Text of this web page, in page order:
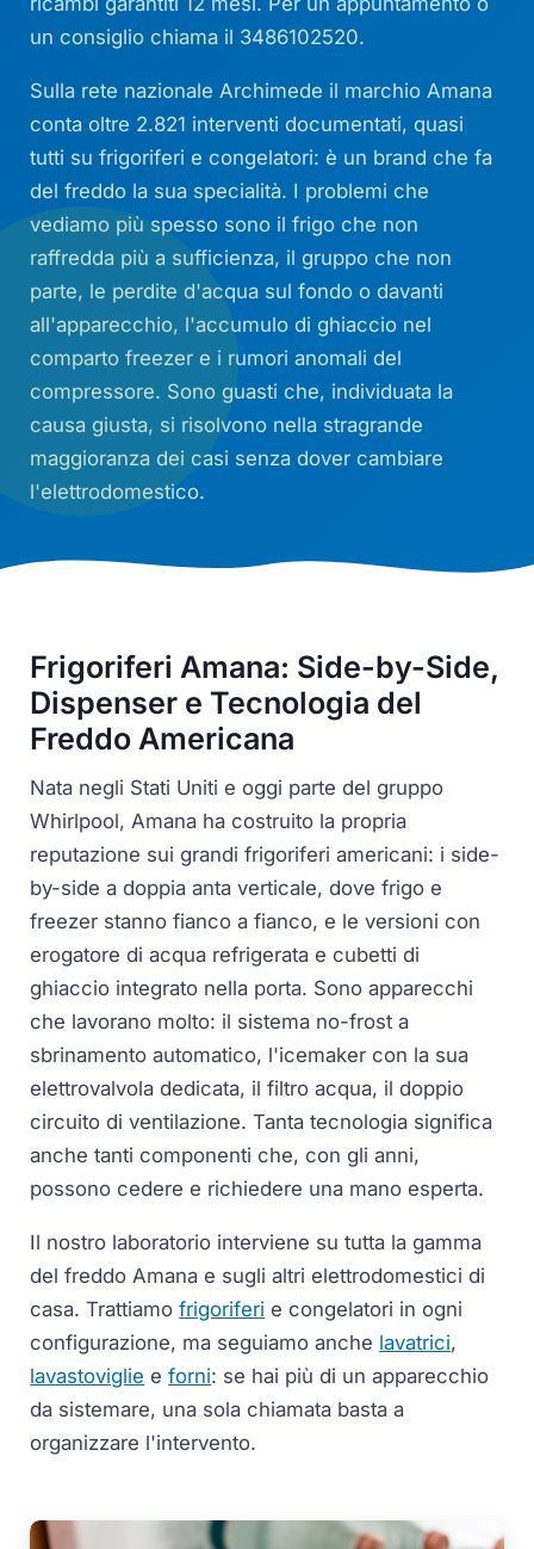
un consiglio chiama il 3486102520.
Sulla rete nazionale Archimede il marchio Amana
conta oltre 2.821 interventi documentati, quasi
tutti su frigoriferi e congelatori: è un brand che fa
del freddo la sua specialità. I problemi che
vediamo più spesso sono il frigo che non
raffredda più a sufficienza, il gruppo che non
parte, le perdite d'acqua sul fondo o davanti
all'apparecchio, l'accumulo di ghiaccio nel
comparto freezer e i rumori anomali del
compressore. Sono guasti che, individuata la
causa giusta, si risolvono nella stragrande
maggioranza dei casi senza dover cambiare
l'elettrodomestico.
Frigoriferi Amana: Side-by-Side,
Dispenser e Tecnologia del
Freddo Americana
Nata negli Stati Uniti e oggi parte del gruppo
Whirlpool, Amana ha costruito la propria
reputazione sui grandi frigoriferi americani: i side-
by-side a doppia anta verticale, dove frigo e
freezer stanno fianco a fianco, e le versioni con
erogatore di acqua refrigerata e cubetti di
ghiaccio integrato nella porta. Sono apparecchi
che lavorano molto: il sistema no-frost a
sbrinamento automatico, l'icemaker con la sua
elettrovalvola dedicata, il filtro acqua, il doppio
circuito di ventilazione. Tanta tecnologia significa
anche tanti componenti che, con gli anni,
possono cedere e richiedere una mano esperta.
Il nostro laboratorio interviene su tutta la gamma
del freddo Amana e sugli altri elettrodomestici di
casa. Trattiamofrigoriferi e congelatori in ogni
configurazione, ma seguiamo anche lavatrici,
lavastoviglie eforni: se hai più di un apparecchio
da sistemare, una sola chiamata basta a
organizzare l'intervento.